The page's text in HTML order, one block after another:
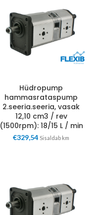
Hüdropump
hammasrataspump
2.seeria.seeria, vasak
12,10 cm3 / rev
(1500rpm): 18/15 L / min
€329,54 Sisaldab km